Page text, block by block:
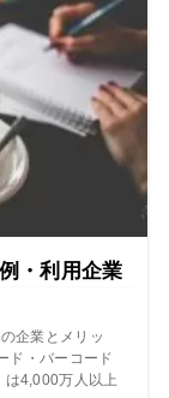
・利用企業
企業とメリッ
ド・バーコード
は4,000万人以上